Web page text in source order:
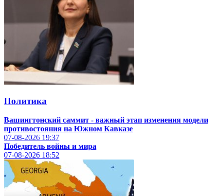
Политика
Вашингтонский саммит - важный этап изменения модели
противостояния на Южном Кавказе
07-08-2026 19:37
Победитель войны и мира
07-08-2026 18:52